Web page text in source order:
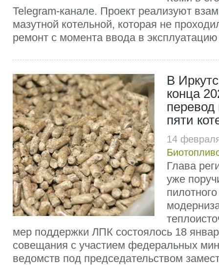
Telegram-канале. Проект реализуют
мазутной котельной, которая не
ремонт с момента ввода в
В
конца
перевод
пяти
14
Глава
уже
мер поддержки ЛПК состоялось 18
совещания с участием федеральных
ведомств под председательством